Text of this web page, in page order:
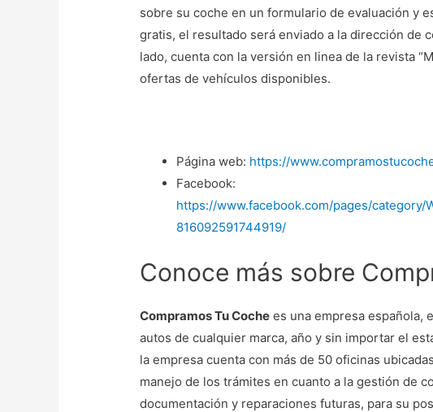
sobre su coche en un formulario de evaluación y
gratis, el resultado será enviado a la dirección de
lado, cuenta con la versión en linea de la revista
ofertas de vehículos disponibles.
Página web: https://
Facebook:
https://www.facebook.com/pages/category/
816092591744919/
Conoce más sobre
Compramos Tu Coche es una empresa española,
autos de cualquier marca, año y sin importar el
la empresa cuenta con más de 50 oficinas
manejo de los trámites en cuanto a la gestión de
documentación y reparaciones futuras, para su